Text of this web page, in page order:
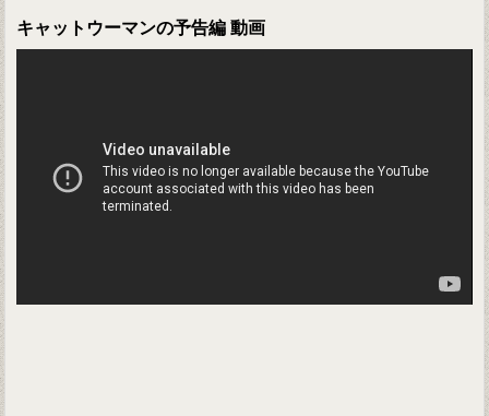
キャットウーマンの予告編 動画